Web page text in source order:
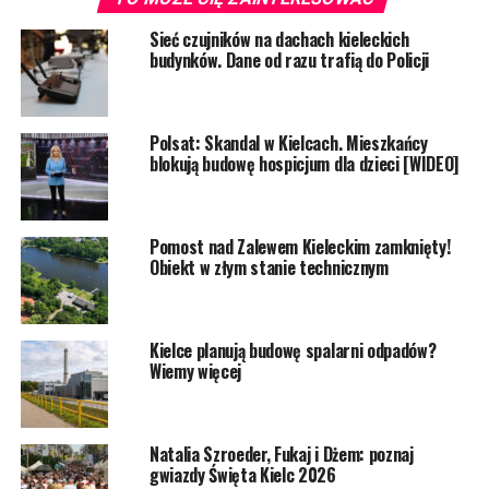
Sieć czujników na dachach kieleckich
budynków. Dane od razu trafią do Policji
Polsat: Skandal w Kielcach. Mieszkańcy
blokują budowę hospicjum dla dzieci [WIDEO]
Pomost nad Zalewem Kieleckim zamknięty!
Obiekt w złym stanie technicznym
Kielce planują budowę spalarni odpadów?
Wiemy więcej
Natalia Szroeder, Fukaj i Dżem: poznaj
gwiazdy Święta Kielc 2026